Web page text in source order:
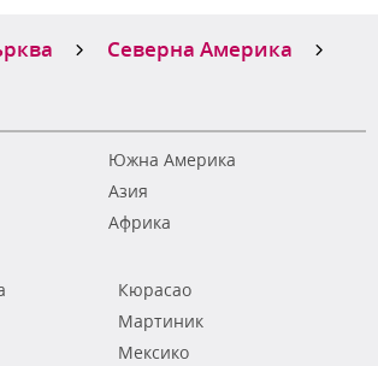
Северна Америка
Южна Америка
Азия
Африка
Кюрасао
Мартиник
Мексико